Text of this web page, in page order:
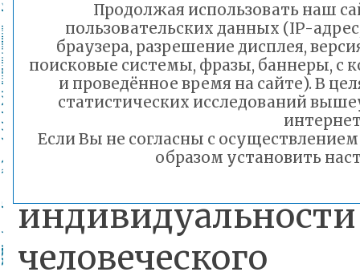
Начиная с
МБДОУ №22
занятия, на
даются
индивидуальности
человеческого
Продолжая использовать наш
пользовательских данных (IP-
браузера, разрешение дисплея,
поисковые системы, фразы, баннеры, с
и проведённое время на сайте). В
статистических исследований
Если Вы не согласны с
образом установить